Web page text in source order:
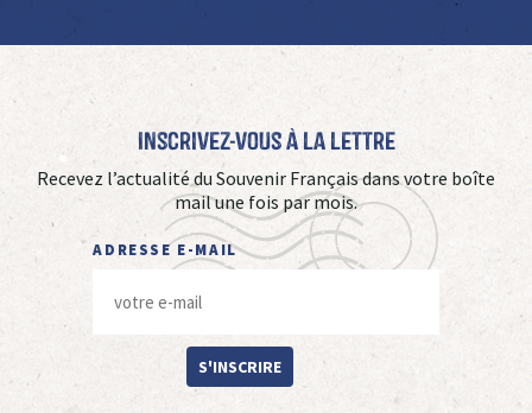
Inscrivez-vous à La Lettre
Recevez l’actualité du Souvenir Français dans votre boîte
mail une fois par mois.
ADRESSE E-MAIL
S'INSCRIRE